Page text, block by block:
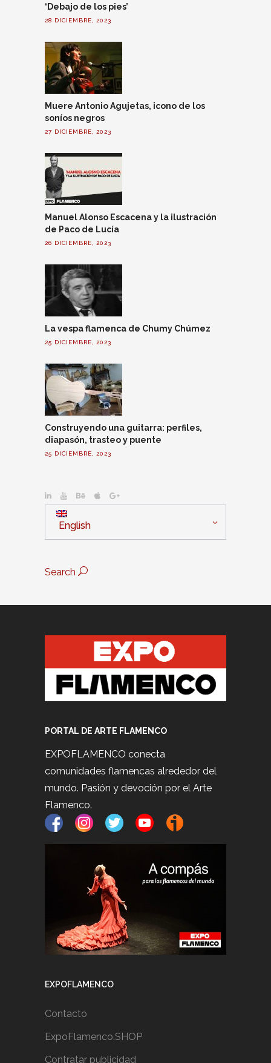
‘Debajo de los pies’
28 DICIEMBRE, 2023
Muere Antonio Agujetas, icono de los
soníos negros
27 DICIEMBRE, 2023
Manuel Alonso Escacena y la ilustración
de Paco de Lucía
26 DICIEMBRE, 2023
La vespa flamenca de Chumy Chúmez
25 DICIEMBRE, 2023
Construyendo una guitarra: perfiles,
diapasón, trasteo y puente
25 DICIEMBRE, 2023
English
Search
PORTAL DE ARTE FLAMENCO
EXPOFLAMENCO conecta
comunidades flamencas alrededor del
mundo. Pasión y devoción por el Arte
Flamenco.
EXPOFLAMENCO
Contacto
ExpoFlamenco.SHOP
Contratar publicidad